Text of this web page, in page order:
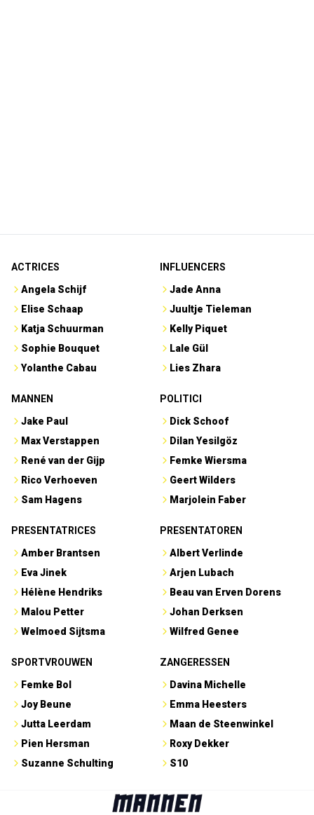
ACTRICES
Angela Schijf
Elise Schaap
Katja Schuurman
Sophie Bouquet
Yolanthe Cabau
INFLUENCERS
Jade Anna
Juultje Tieleman
Kelly Piquet
Lale Gül
Lies Zhara
MANNEN
Jake Paul
Max Verstappen
René van der Gijp
Rico Verhoeven
Sam Hagens
POLITICI
Dick Schoof
Dilan Yesilgöz
Femke Wiersma
Geert Wilders
Marjolein Faber
PRESENTATRICES
Amber Brantsen
Eva Jinek
Hélène Hendriks
Malou Petter
Welmoed Sijtsma
PRESENTATOREN
Albert Verlinde
Arjen Lubach
Beau van Erven Dorens
Johan Derksen
Wilfred Genee
SPORTVROUWEN
Femke Bol
Joy Beune
Jutta Leerdam
Pien Hersman
Suzanne Schulting
ZANGERESSEN
Davina Michelle
Emma Heesters
Maan de Steenwinkel
Roxy Dekker
S10